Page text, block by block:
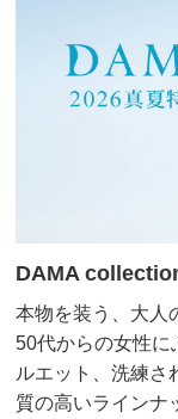
DAMA
本物を装う、大人
50代からの女性に
ルエット、洗練さ
質の高いラインナ